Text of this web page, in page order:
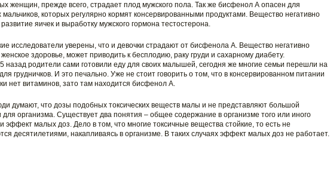
женщин, прежде всего, страдает плод мужского пола. Так же бисфенол А опасен для
мальчиков, которых регулярно кормят консервированными продуктами. Вещество негативно
яичек и выработку мужского гормона тестостерона.
исследователи уверены, что и девочки страдают от бисфенола А. Вещество негативно
здоровье, может приводить к бесплодию, раку груди и сахарному диабету.
назад родители сами готовили еду для своих малышей, сегодня же многие семьи перешли на
грудничков. И это печально. Уже не стоит говорить о том, что в консервированном питании
нет витаминов, зато там находится бисфенол А.
думают, что дозы подобных токсических веществ малы и не представляют большой
для организма. Существует два понятия – общее содержание в организме того или иного
эффект малых доз. Дело в том, что многие токсичные вещества стойкие, то есть не
десятилетиями, накапливаясь в организме. В таких случаях эффект малых доз не работает.